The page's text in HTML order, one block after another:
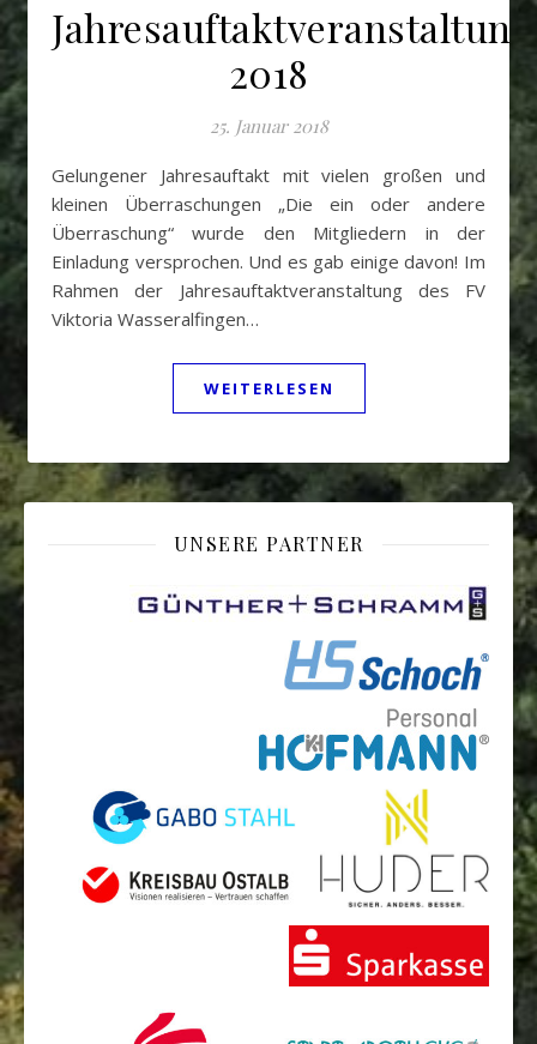
Jahresauftaktveranstaltung
2018
25. Januar 2018
Gelungener Jahresauftakt mit vielen großen und
kleinen Überraschungen „Die ein oder andere
Überraschung“ wurde den Mitgliedern in der
Einladung versprochen. Und es gab einige davon! Im
Rahmen der Jahresauftaktveranstaltung des FV
Viktoria Wasseralfingen…
WEITERLESEN
UNSERE PARTNER